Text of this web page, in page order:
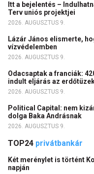
Itt a bejelentés –
Terv uniós projektjei
2026. AUGUSZTUS 9.
Lázár János elismerte,
vízvédelemben
2026. AUGUSZTUS 9.
Odacsaptak a franciák:
indult eljárás az
2026. AUGUSZTUS 9.
Political Capital: nem
dolga Baka Andrásnak
2026. AUGUSZTUS 9.
TOP24 privátbankár
Két merénylet is történt
napján